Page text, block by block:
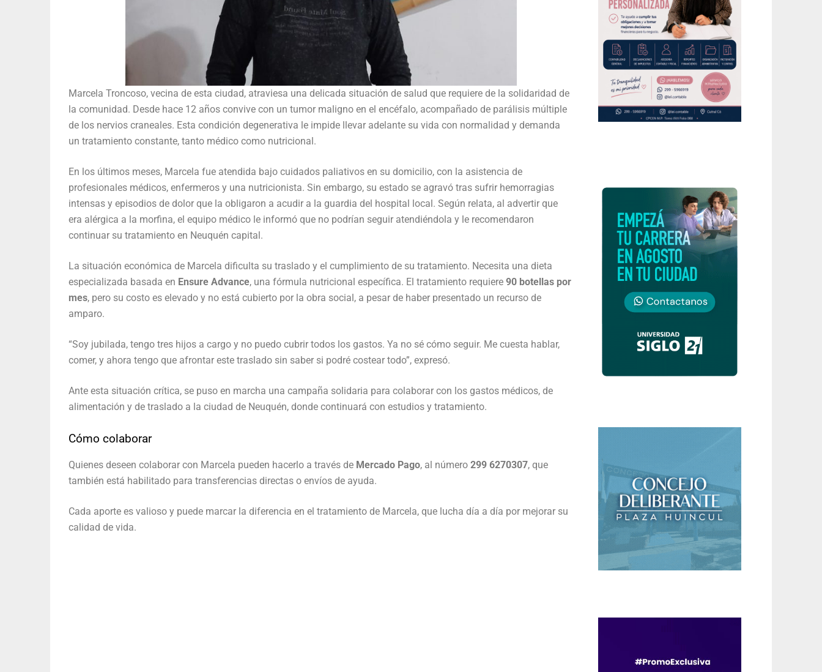
Marcela Troncoso, vecina de esta ciudad, atraviesa una delicada situación de salud que requiere de la solidaridad de
la comunidad. Desde hace 12 años convive con un tumor maligno en el encéfalo, acompañado de parálisis múltiple
de los nervios craneales. Esta condición degenerativa le impide llevar adelante su vida con normalidad y demanda
un tratamiento constante, tanto médico como nutricional.
En los últimos meses, Marcela fue atendida bajo cuidados paliativos en su domicilio, con la asistencia de
profesionales médicos, enfermeros y una nutricionista. Sin embargo, su estado se agravó tras sufrir hemorragias
intensas y episodios de dolor que la obligaron a acudir a la guardia del hospital local. Según relata, al advertir que
era alérgica a la morfina, el equipo médico le informó que no podrían seguir atendiéndola y le recomendaron
continuar su tratamiento en Neuquén capital.
La situación económica de Marcela dificulta su traslado y el cumplimiento de su tratamiento. Necesita una dieta
especializada basada en Ensure Advance, una fórmula nutricional específica. El tratamiento requiere 90 botellas por
mes, pero su costo es elevado y no está cubierto por la obra social, a pesar de haber presentado un recurso de
amparo.
“Soy jubilada, tengo tres hijos a cargo y no puedo cubrir todos los gastos. Ya no sé cómo seguir. Me cuesta hablar,
comer, y ahora tengo que afrontar este traslado sin saber si podré costear todo”, expresó.
Ante esta situación crítica, se puso en marcha una campaña solidaria para colaborar con los gastos médicos, de
alimentación y de traslado a la ciudad de Neuquén, donde continuará con estudios y tratamiento.
Cómo colaborar
Quienes deseen colaborar con Marcela pueden hacerlo a través de Mercado Pago, al número 299 6270307, que
también está habilitado para transferencias directas o envíos de ayuda.
Cada aporte es valioso y puede marcar la diferencia en el tratamiento de Marcela, que lucha día a día por mejorar su
calidad de vida.